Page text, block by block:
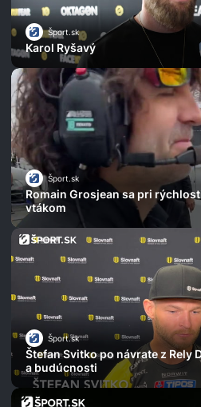
Šport.sk
Karol Ryšavý
Šport.sk
Romain Grosjean sa pri
vtákom
Šport.sk
Štefan Svitko po návrate z Rely
a budúcnosti